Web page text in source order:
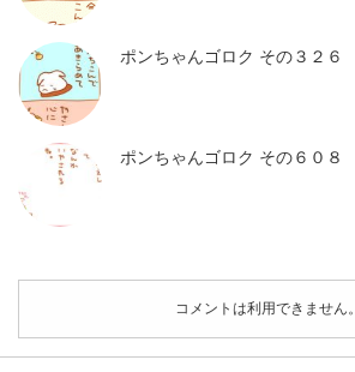
ポンちゃんゴロク その３２６
ポンちゃんゴロク その６０８
コメントは利用できません。